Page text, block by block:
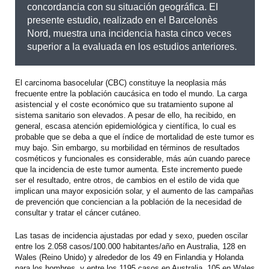
concordancia con su situación geográfica. El
presente estudio, realizado en el Barcelonès
Nord, muestra una incidencia hasta cinco veces
superior a la evaluada en los estudios anteriores.
El carcinoma basocelular (CBC) constituye la neoplasia más
frecuente entre la población caucásica en todo el mundo. La carga
asistencial y el coste económico que su tratamiento supone al
sistema sanitario son elevados. A pesar de ello, ha recibido, en
general, escasa atención epidemiológica y científica, lo cual es
probable que se deba a que el índice de mortalidad de este tumor es
muy bajo. Sin embargo, su morbilidad en términos de resultados
cosméticos y funcionales es considerable, más aún cuando parece
que la incidencia de este tumor aumenta. Este incremento puede
ser el resultado, entre otros, de cambios en el estilo de vida que
implican una mayor exposición solar, y el aumento de las campañas
de prevención que conciencian a la población de la necesidad de
consultar y tratar el cáncer cutáneo.
Las tasas de incidencia ajustadas por edad y sexo, pueden oscilar
entre los 2.058 casos/100.000 habitantes/año en Australia, 128 en
Wales (Reino Unido) y alrededor de los 49 en Finlandia y Holanda